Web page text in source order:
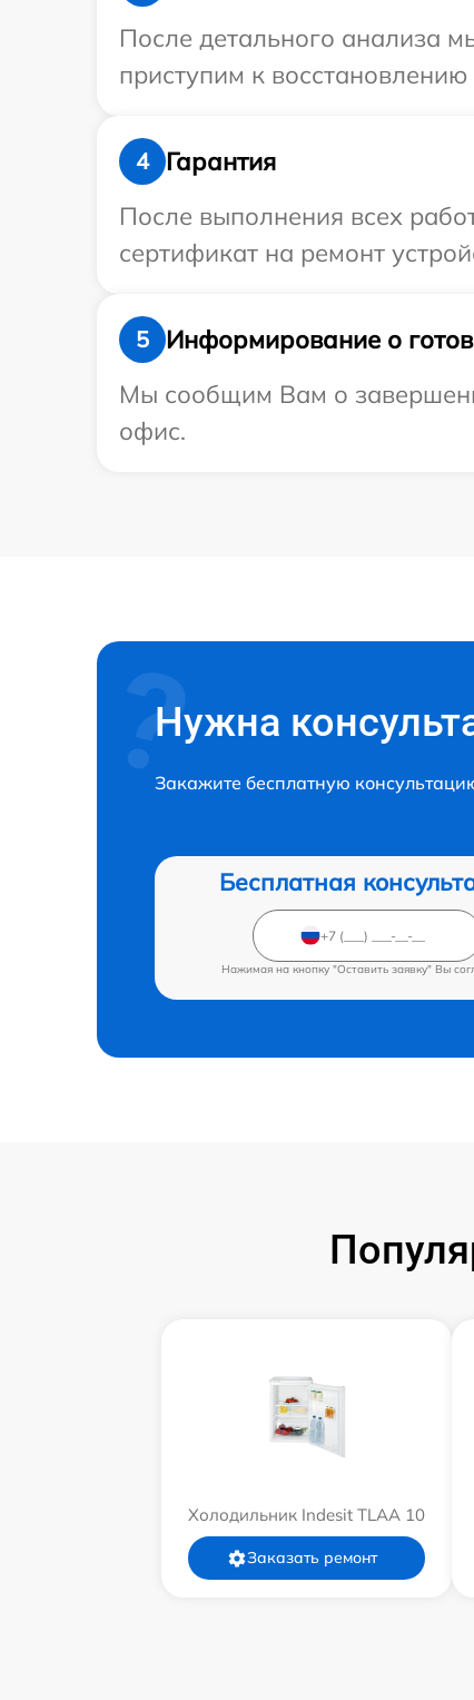
После детального анализа
приступим к восстановлению
4
Гарантия
После выполнения всех
сертификат на ремонт
5
Информирование о
Мы сообщим Вам о
офис.
Нужна
Закажите бесплатную
Бесплатная
Нажимая на кнопку "Оставить заявку" Вы
Холодильник Indesit TLAA 10
Заказать ремонт